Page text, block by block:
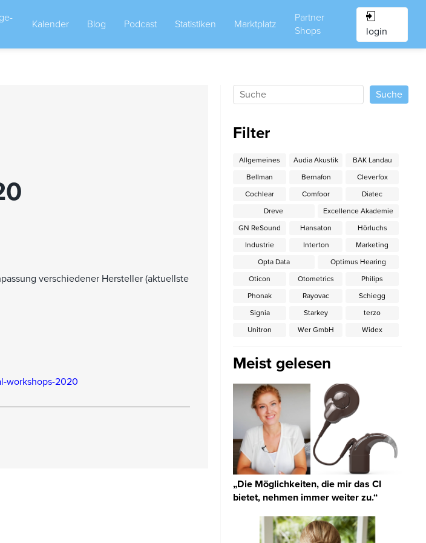
Kalender Blog Podcast Statistiken Marktplatz
Partner
Shops
login
verschiedener Hersteller (aktuellste
workshops-2020
Filter
Allgemeines Audia Akustik
BAK Landau
Bellman
Bernafon
Cleverfox
Cochlear
Comfoor
Diatec
Dreve
Excellence Akademie
GN ReSound
Hansaton
Hörluchs
Industrie
Interton
Marketing
Opta Data
Optimus Hearing
Oticon
Otometrics
Philips
Phonak
Rayovac
Schiegg
Signia
Starkey
terzo
Unitron
Wer GmbH Widex
Meist gelesen
„Die Möglichkeiten, die mir das CI
bietet, nehmen immer weiter zu.“